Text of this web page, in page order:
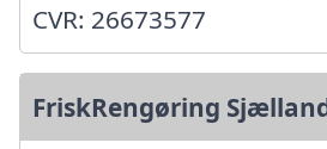
CVR: 26673577
FriskRengøring